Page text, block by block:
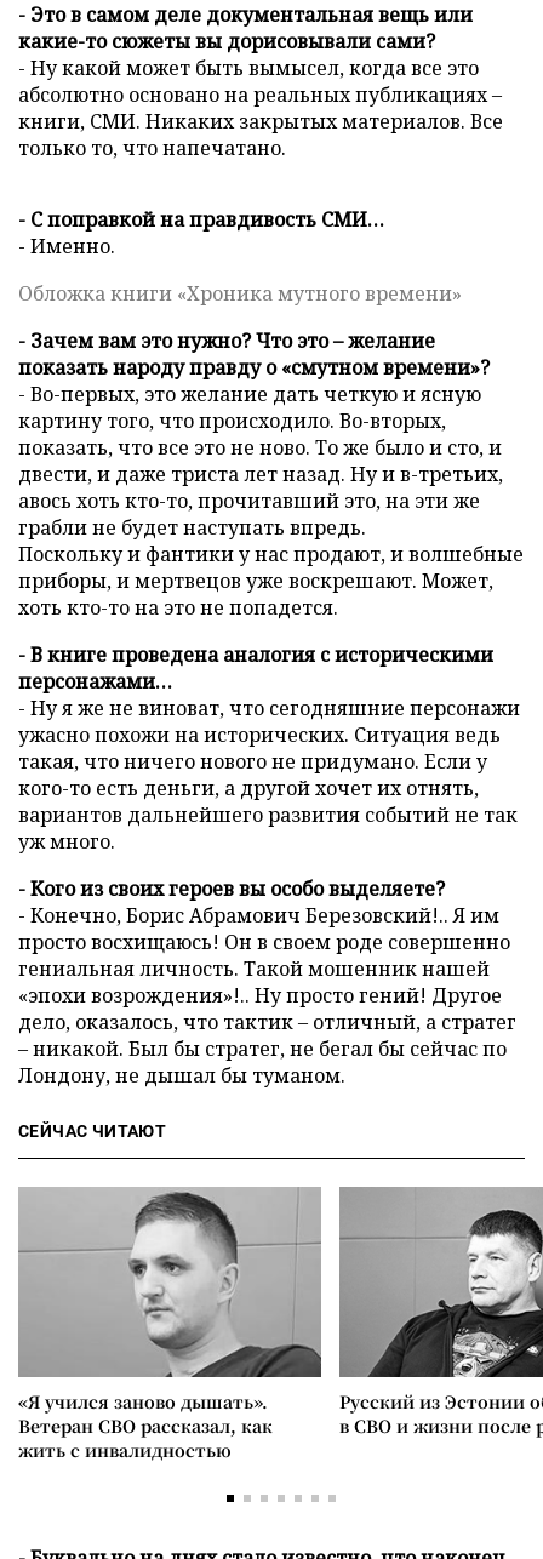
- Это в самом деле документальная вещь или
какие-то сюжеты вы дорисовывали сами?
- Ну какой может быть вымысел, когда все это
абсолютно основано на реальных публикациях –
книги, СМИ. Никаких закрытых материалов. Все
только то, что напечатано.
- С поправкой на правдивость СМИ…
- Именно.
Обложка книги «Хроника мутного времени»
- Зачем вам это нужно? Что это – желание
показать народу правду о «смутном времени»?
- Во-первых, это желание дать четкую и ясную
картину того, что происходило. Во-вторых,
показать, что все это не ново. То же было и сто, и
двести, и даже триста лет назад. Ну и в-третьих,
авось хоть кто-то, прочитавший это, на эти же
грабли не будет наступать впредь.
Поскольку и фантики у нас продают, и волшебные
приборы, и мертвецов уже воскрешают. Может,
хоть кто-то на это не попадется.
- В книге проведена аналогия с историческими
персонажами…
- Ну я же не виноват, что сегодняшние персонажи
ужасно похожи на исторических. Ситуация ведь
такая, что ничего нового не придумано. Если у
кого-то есть деньги, а другой хочет их отнять,
вариантов дальнейшего развития событий не так
уж много.
- Кого из своих героев вы особо выделяете?
- Конечно, Борис Абрамович Березовский!.. Я им
просто восхищаюсь! Он в своем роде совершенно
гениальная личность. Такой мошенник нашей
«эпохи возрождения»!.. Ну просто гений! Другое
дело, оказалось, что тактик – отличный, а стратег
– никакой. Был бы стратег, не бегал бы сейчас по
Лондону, не дышал бы туманом.
СЕЙЧАС ЧИТАЮТ
«Я учился заново дышать».
Ветеран СВО рассказал, как
жить с инвалидностью
Русский из Эстонии
в СВО и жизни после